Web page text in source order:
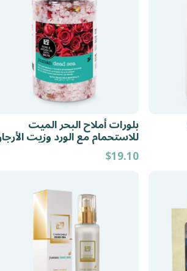
بلورات أملاح البحر الميت
للاستحمام مع الورد وزيت
$19.10